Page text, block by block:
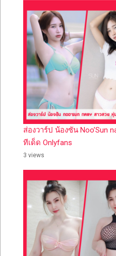
ส่องวาร์ป น้องซัน Noo’Sun
ทีเด็ด Onlyfans
3 views